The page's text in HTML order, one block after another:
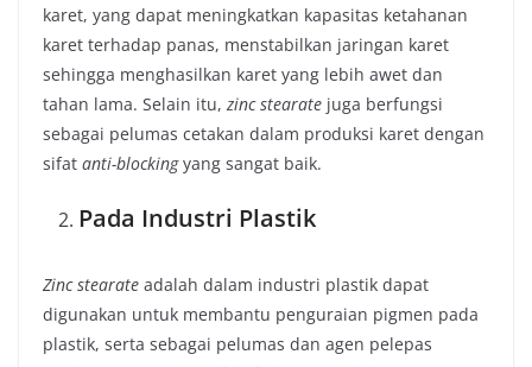
karet, yang dapat meningkatkan kapasitas ketahanan
karet terhadap panas, menstabilkan jaringan karet
sehingga menghasilkan karet yang lebih awet dan
tahan lama. Selain itu, zinc stearate juga berfungsi
sebagai pelumas cetakan dalam produksi karet dengan
sifat anti-blockingyang sangat baik.
Pada Industri Plastik
Zinc stearate adalah dalam industri plastik dapat
digunakan untuk membantu penguraian pigmen pada
plastik, serta sebagai pelumas dan agen pelepas